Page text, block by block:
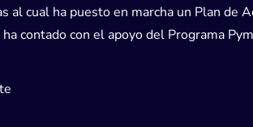
al cual ha puesto en marcha un Plan
contado con el apoyo del Programa